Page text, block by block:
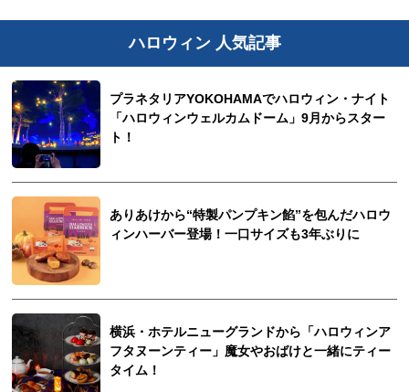
ハロウィン 人気記事
プラネタリアYOKOHAMAでハロウィン・ナイト
「ハロウィンウェルカムドーム」9月からスター
ト！
ありあけから“特製パンプキン餡”を包んだハロウ
ィンハーバー登場！一口サイズも3年ぶりに
横浜・ホテルニューグランドから「ハロウィンア
フタヌーンティー」魔女やおばけと一緒にティー
タイム！